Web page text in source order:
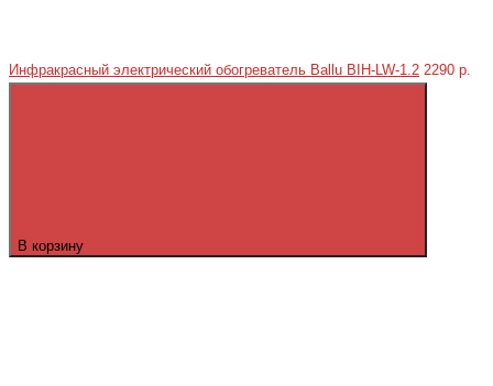
Инфракрасный электрический обогреватель Ballu BIH-LW-1.2 2290 р.
В корзину